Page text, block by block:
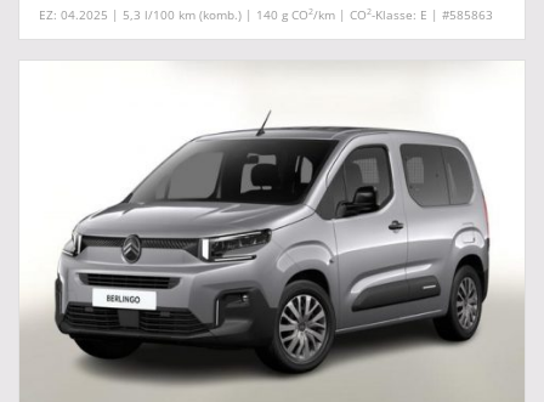
EZ: 04.2025 | 5,3 l/100 km (komb.) | 140 g CO2/km | CO2-Klasse: E | #585863